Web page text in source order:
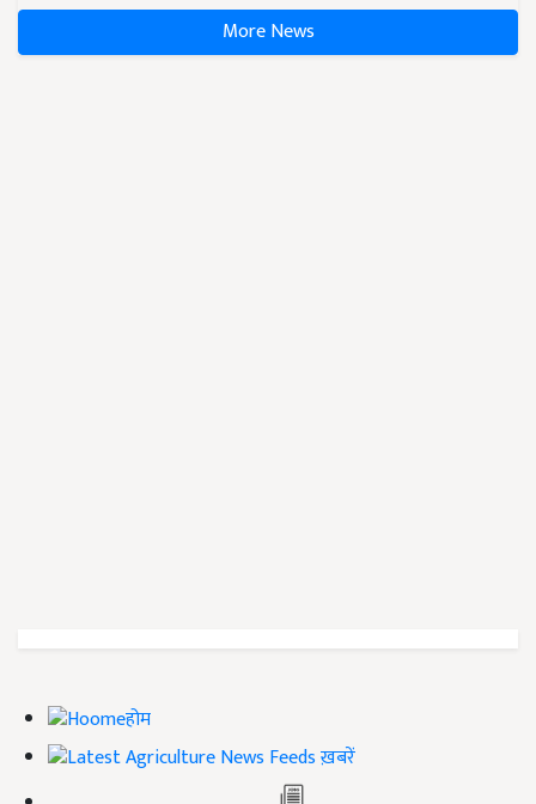
More News
होम
ख़बरें